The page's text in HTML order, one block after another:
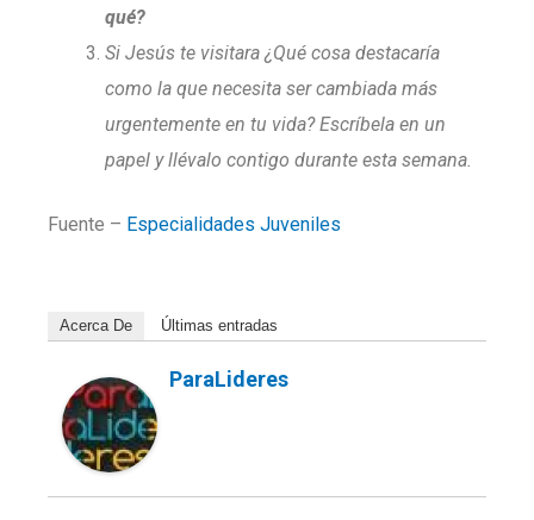
qué?
Si Jesús te visitara ¿Qué cosa destacaría
como la que necesita ser cambiada más
urgentemente en tu vida? Escríbela en un
papel y llévalo contigo durante esta semana.
Fuente – Especialidades Juveniles
Acerca De Últimas entradas
ParaLideres